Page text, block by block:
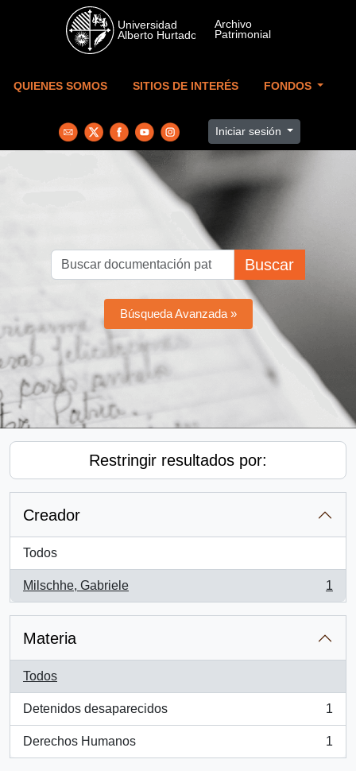
Skip to main content
QUIENES SOMOS SITIOS DE INTERÉS FONDOS
Iniciar sesión
Buscar
Búsqueda Avanzada »
Restringir resultados por:
Creador
Todos
Milschhe, Gabriele
, 1 resultados
1
Materia
Todos
Detenidos desaparecidos
, 1 resultados
1
Derechos Humanos
, 1 resultados
1